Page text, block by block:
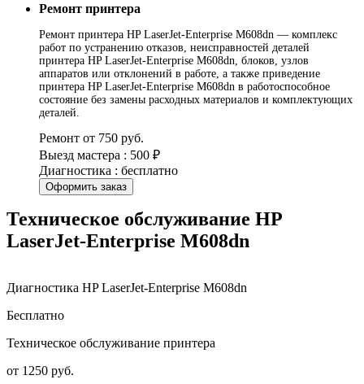
Ремонт принтера
Ремонт принтера HP LaserJet-Enterprise M608dn — комплекс
работ по устранению отказов, неисправностей деталей
принтера HP LaserJet-Enterprise M608dn, блоков, узлов
аппаратов или отклонений в работе, а также приведение
принтера HP LaserJet-Enterprise M608dn в работоспособное
состояние без замены расходных материалов и комплектующих
деталей.
Ремонт от 750 руб.
Выезд мастера : 500 ₽
Диагностика : бесплатно
Оформить заказ
Техническое обслуживание HP
LaserJet-Enterprise M608dn
Диагностика HP LaserJet-Enterprise M608dn
Бесплатно
Техническое обслуживание принтера
от 1250 руб.